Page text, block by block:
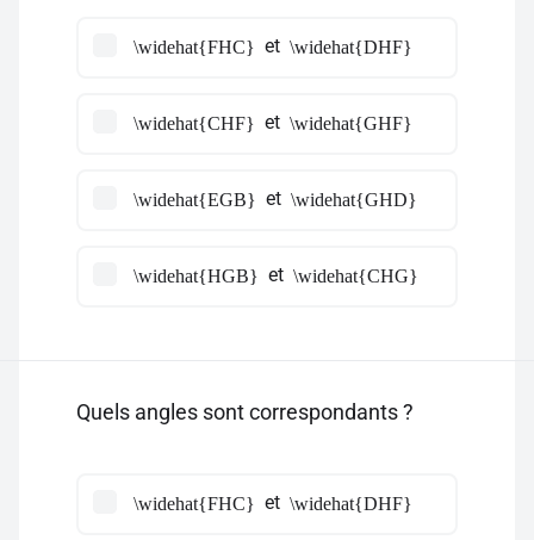
\widehat{FHC} et \widehat{DHF}
\widehat{CHF} et \widehat{GHF}
\widehat{EGB} et \widehat{GHD}
\widehat{HGB} et \widehat{CHG}
Quels angles sont correspondants ?
\widehat{FHC} et \widehat{DHF}